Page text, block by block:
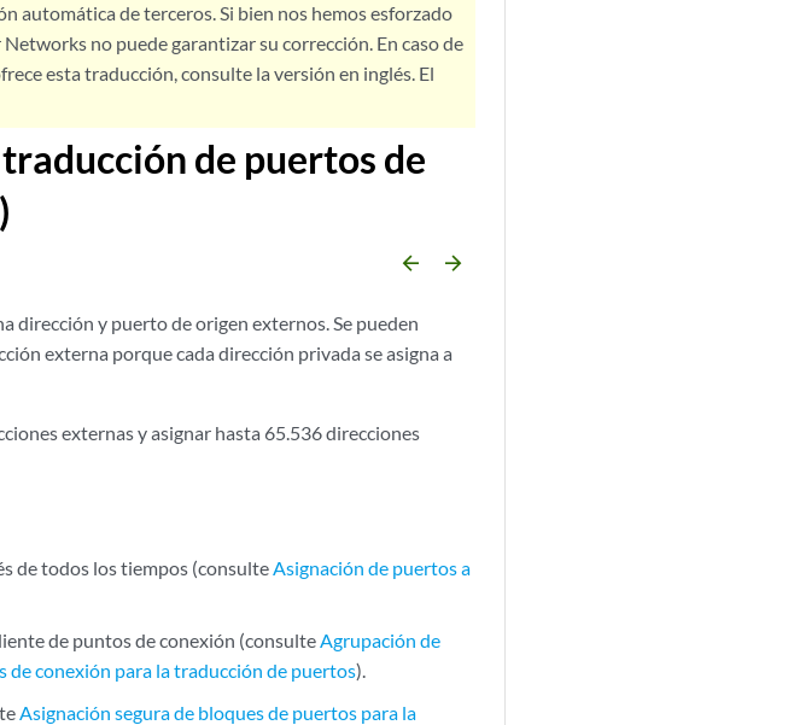
automática de terceros. Si bien nos hemos esforzado
no puede garantizar su corrección. En caso de
esta traducción, consulte la versión en inglés. El
de puertos de
arrow_backward arrow_forward
dirección y puerto de origen externos. Se pueden
externa porque cada dirección privada se asigna a
externas y asignar hasta 65.536 direcciones
de todos los tiempos (consulteAsignación de puertos a
de puntos de conexión (consulteAgrupación de
conexión para la traducción de puertos).
Asignación segura de bloques de puertos para la